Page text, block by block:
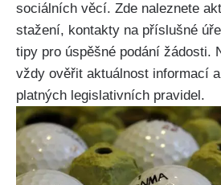
sociálních věcí. Zde naleznete
stažení, kontakty na příslušné
tipy pro úspěšné podání žádosti.
vždy ověřit aktuálnost informací
platných legislativních pravidel.